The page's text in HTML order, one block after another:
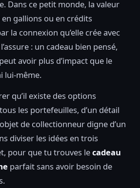
Dans ce petit monde, la valeur
gallions ou en crédits
la connexion qu’elle crée avec
: un cadeau bien pensé,
avoir plus d’impact que le
lui-même.
qu’il existe des options
les portefeuilles, d’un détail
de collectionneur digne d’un
diviser les idées en trois
pour que tu trouves lecadeau
parfait sans avoir besoin de